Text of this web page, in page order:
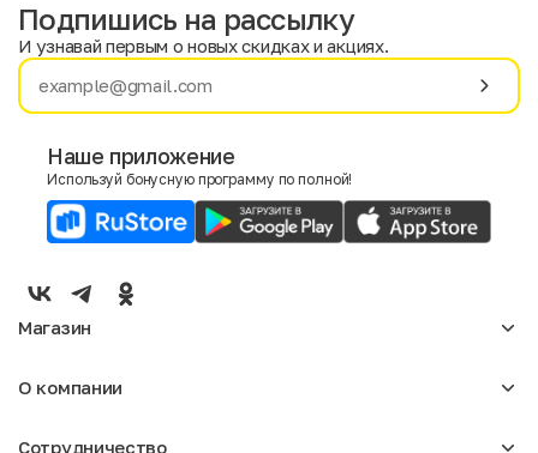
Имя
E-mail
Мужской
Подпишись на рассылку
И узнавай первым о новых скидках и акциях.
Наше приложение
Используй бонусную программу по полной!
Магазин
Мужское
О компании
Сотрудничество